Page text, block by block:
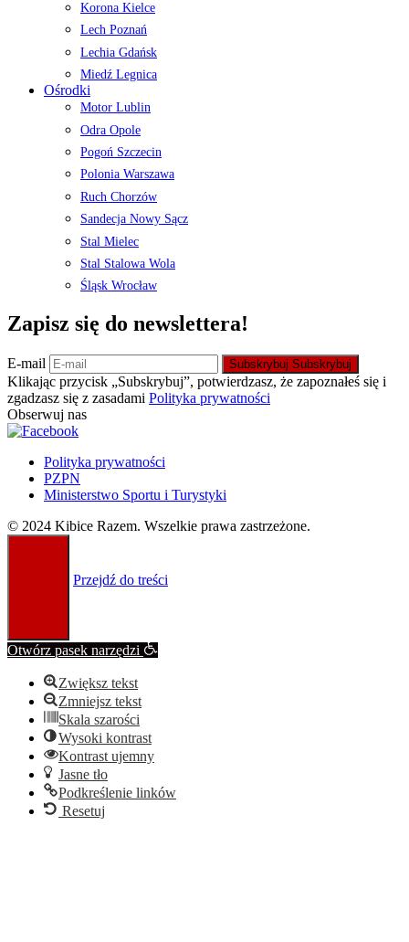
Korona Kielce
Lech Poznań
Lechia Gdańsk
Miedź Legnica
Ośrodki
Motor Lublin
Odra Opole
Pogoń Szczecin
Polonia Warszawa
Ruch Chorzów
Sandecja Nowy Sącz
Stal Mielec
Stal Stalowa Wola
Śląsk Wrocław
Zapisz się do newslettera!
E-mail Subskrybuj Subskrybuj
Klikając przycisk „Subskrybuj”, potwierdzasz, że zapoznałeś się i
zgadzasz się z zasadami Polityka prywatności
Obserwuj nas
Polityka prywatności
PZPN
Ministerstwo Sportu i Turystyki
© 2024 Kibice Razem. Wszelkie prawa zastrzeżone.
Przejdź do treści
Otwórz pasek narzędzi
Zwiększ tekst
Zmniejsz tekst
Skala szarości
Wysoki kontrast
Kontrast ujemny
Jasne tło
Podkreślenie linków
Resetuj